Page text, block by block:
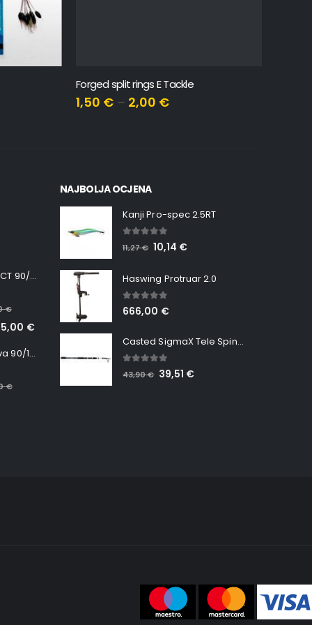
Forged split rings E Tackle
1,50€–2,00€
Minn Kota RT INSTINCT 90/115 WR QUEST
€
€
Minn Kota RT Terrova 90/115 WR QUEST
€
NAJBOLJA OCJENA
Kanji Pro-spec 2.5RT
out of 5
11,27€ 10,14 €
Haswing Protruar 2.0
5.00 out of 5
666,00 €
Casted SigmaX Tele Spin, 300cm, 40-80gr
out of 5
43,90€ 39,51 €